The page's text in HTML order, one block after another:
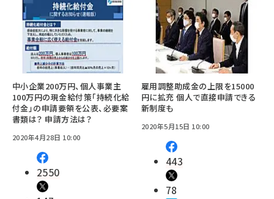
中小企業200万円、個人事業主
100万円の現金給付策「持続化給
付金」の申請要領を公表、必要案
書類は？ 申請方法は？
2020年4月28日 10:00
2550
雇用調整助成金の上限を15000
円に拡充 個人で直接申請できる
新制度も
2020年5月15日 10:00
443
78